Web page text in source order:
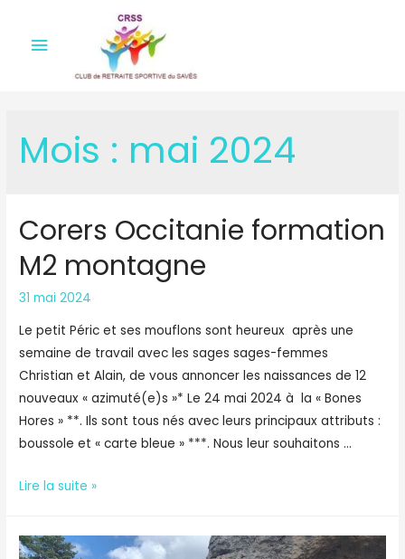
Menu
principal
Mois : mai 2024
Corers Occitanie formation
M2 montagne
31 mai 2024
Le petit Péric et ses mouflons sont heureux après une
semaine de travail avec les sages sages-femmes
Christian et Alain, de vous annoncer les naissances de 12
nouveaux « azimuté(e)s »* Le 24 mai 2024 à la « Bones
Hores » **. Ils sont tous nés avec leurs principaux attributs :
boussole et « carte bleue » ***. Nous leur souhaitons …
Corers
M2
Lire la suite »